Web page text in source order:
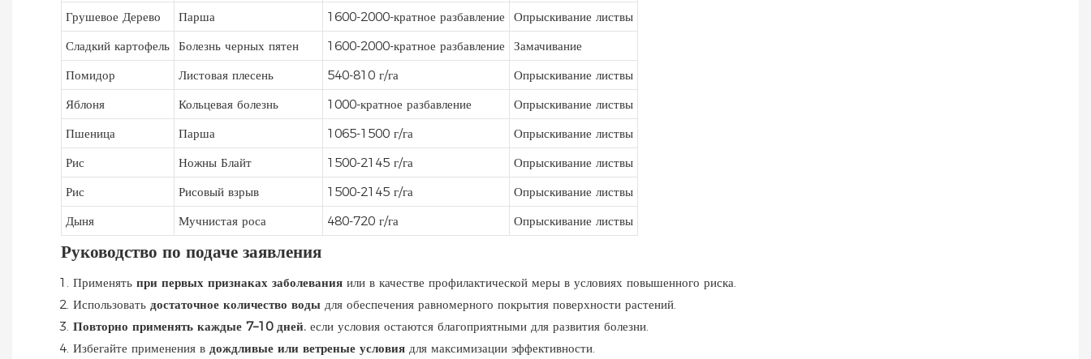
Грушевое Дерево
Парша 1600-2000-кратное разбавление
Опрыскивание листвы
Сладкий картофель Болезнь черных пятен 1600-2000-кратное разбавление
Замачивание
Помидор
Листовая плесень 540-810 г/га
Опрыскивание листвы
Яблоня
Кольцевая болезнь 1000-кратное разбавление
Опрыскивание листвы
Пшеница
Парша 1065-1500 г/га
Опрыскивание листвы
Рис
Ножны Блайт 1500-2145 г/га
Опрыскивание листвы
Рис
Рисовый взрыв 1500-2145 г/га
Опрыскивание листвы
Дыня
Мучнистая роса 480-720 г/га Опрыскивание листвы
Руководство по подаче заявления
Применять при первых признаках заболевания или в качестве профилактической меры в условиях повышенного риска.
Использовать достаточное количество воды для обеспечения равномерного покрытия поверхности растений.
Повторно применять каждые 7–10 дней. если условия остаются благоприятными для развития болезни.
Избегайте применения в дождливые или ветреные условия для максимизации эффективности.